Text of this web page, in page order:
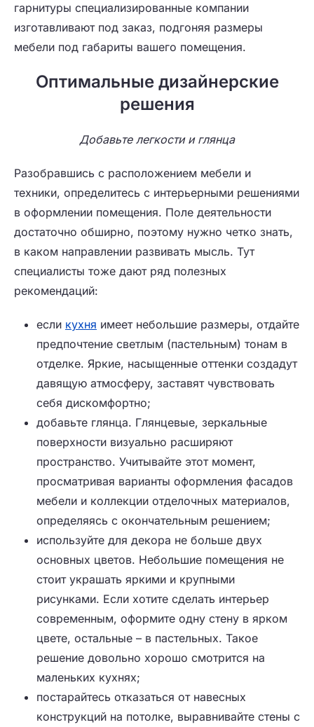
гарнитуры специализированные компании
изготавливают под заказ, подгоняя размеры
мебели под габариты вашего помещения.
Оптимальные дизайнерские
решения
Добавьте легкости и глянца
Разобравшись с расположением мебели и
техники, определитесь с интерьерными решениями
в оформлении помещения. Поле деятельности
достаточно обширно, поэтому нужно четко знать,
в каком направлении развивать мысль. Тут
специалисты тоже дают ряд полезных
рекомендаций:
если кухня имеет небольшие размеры, отдайте
предпочтение светлым (пастельным) тонам в
отделке. Яркие, насыщенные оттенки создадут
давящую атмосферу, заставят чувствовать
себя дискомфортно;
добавьте глянца. Глянцевые, зеркальные
поверхности визуально расширяют
пространство. Учитывайте этот момент,
просматривая варианты оформления фасадов
мебели и коллекции отделочных материалов,
определяясь с окончательным решением;
используйте для декора не больше двух
основных цветов. Небольшие помещения не
стоит украшать яркими и крупными
рисунками. Если хотите сделать интерьер
современным, оформите одну стену в ярком
цвете, остальные – в пастельных. Такое
решение довольно хорошо смотрится на
маленьких кухнях;
постарайтесь отказаться от навесных
конструкций на потолке, выравнивайте стены с